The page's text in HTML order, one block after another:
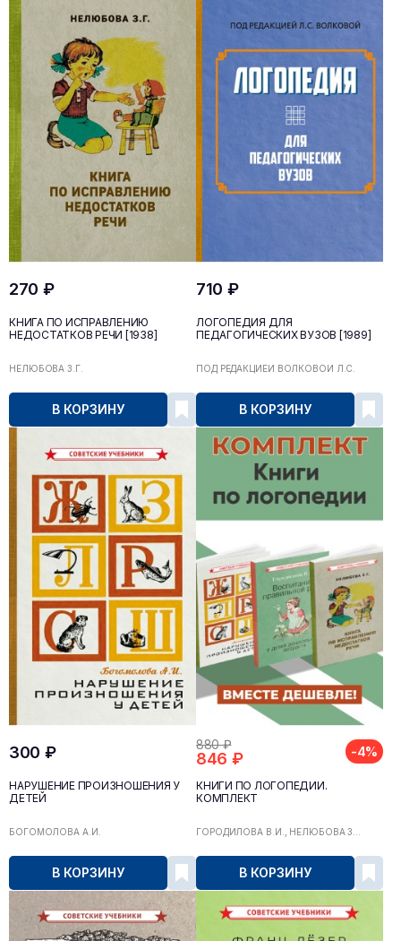
270 ₽
КНИГА ПО ИСПРАВЛЕНИЮ
НЕДОСТАТКОВ РЕЧИ [1938]
НЕЛЮБОВА З.Г.
В КОРЗИНУ
710 ₽
ЛОГОПЕДИЯ ДЛЯ
ПЕДАГОГИЧЕСКИХ ВУЗОВ [1989]
ПОД РЕДАКЦИЕЙ ВОЛКОВОЙ Л.С.
В КОРЗИНУ
300 ₽
НАРУШЕНИЕ ПРОИЗНОШЕНИЯ У
ДЕТЕЙ
БОГОМОЛОВА А.И.
В КОРЗИНУ
880 ₽
846 ₽ -4%
КНИГИ ПО ЛОГОПЕДИИ.
КОМПЛЕКТ
ГОРОДИЛОВА В.И., НЕЛЮБОВА З...
В КОРЗИНУ